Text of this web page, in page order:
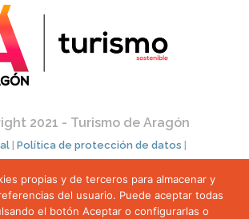
2021 - Turismo de Aragón
Política de protección de datos
| Perfil del contratante
propias y de terceros para almacenar y
del usuario. Puede aceptar todas
el botón Aceptar o configurarlas o